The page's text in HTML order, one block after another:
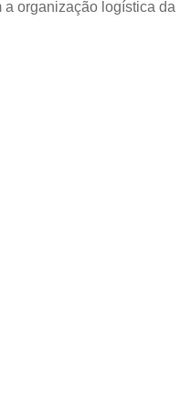
organização logística da